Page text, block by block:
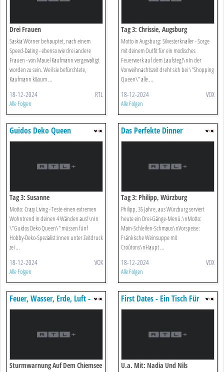
Drei Frauen
Saskia Wörner behauptet, nach einem
Speed-Dating - ebenso wie drei andere
Frauen - von Mauel Kaufmann vergewaltigt
worden zu sein. Weil sie befürchtete,
Kaufmann k&oum ...
18-12-2024 RTL
Alle Folgen
Tag 3: Chrissie, Augsburg
Motto in Augsburg: Silvesterknaller - Sorge
mit deinem Outfit für ein modisches
Feuerwerk auf dem Laufsteg!\nIn der
Vorweihnachtszeit dreht sich bei \"Shopping
Queen\" alle ...
18-12-2024 VOX
Alle Folgen
Guidos Deko Queen
Tag 3: Susanne
Motto: Crazy Living - Teste einen extremen
Wohntrend in deinen 4 Wänden aus!\nIn
\"Guidos Deko Queen\" müssen fünf
Hobby-Deko-Spezialist:innen unter Zeitdruck
zei ...
18-12-2024 VOX
Alle Folgen
Das Perfekte Dinner
Tag 3: Philipp, Würzburg
Philipp, 35 Jahre, aus Würzburg serviert
heute ein Drei-Gänge-Menü.\nMotto:
Main-Schleifen-Schmaus\nVorspeise:
Fränkische Weinsuppe mit
Croûtons\nHaupt ...
18-12-2024 VOX
Alle Folgen
Feuer, Wasser, Erde, Luft -
Retter In Ihrem Element
Sturmwarnung Auf Dem Chiemsee
First Dates - Ein Tisch Für
Zwei
U.a. Mit: Nadia Und Nils